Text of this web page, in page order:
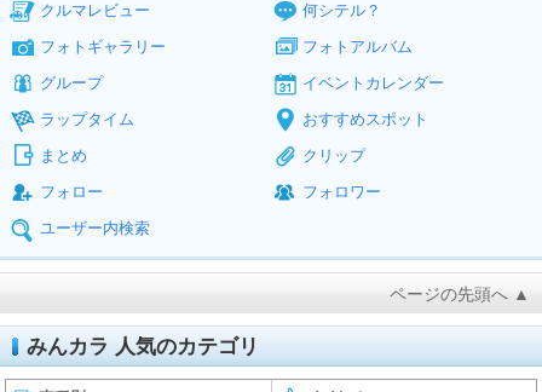
クルマレビュー
何シテル？
フォトギャラリー
フォトアルバム
グループ
イベントカレンダー
ラップタイム
おすすめスポット
まとめ
クリップ
フォロー
フォロワー
ユーザー内検索
ページの先頭へ ▲
みんカラ 人気のカテゴリ